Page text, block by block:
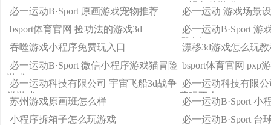
一视角的游戏
必一运动B·Sport 原画游戏宠物推荐
必一运动 游戏场景
bsport体育官网 捡功法的游戏3d
必一运动B·Sport 游
哪个好
吞噬游戏小程序免费玩入口
漂移3d游戏怎么玩教
必一运动B·Sport 微信小程序游戏猫冒险
游戏
bsport体育官网 pxp
必一运动科技有限公司 宇宙飞船3d战争
类游戏
必一运动科技有限
费玩双人
苏州游戏原画班怎么样
必一运动B·Sport 小
小程序拆箱子怎么玩游戏
必一运动B·Sport 台